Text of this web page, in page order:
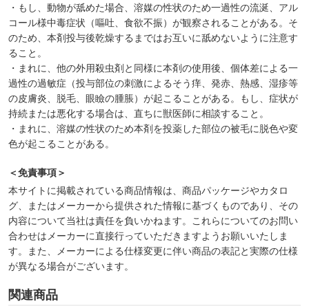
・もし、動物が舐めた場合、溶媒の性状のため一過性の流涎、アル
コール様中毒症状（嘔吐、食欲不振）が観察されることがある。そ
のため、本剤投与後乾燥するまではお互いに舐めないように注意す
ること。
・まれに、他の外用殺虫剤と同様に本剤の使用後、個体差による一
過性の過敏症（投与部位の刺激によるそう痒、発赤、熱感、湿疹等
の皮膚炎、脱毛、眼瞼の腫脹）が起こることがある。もし、症状が
持続または悪化する場合は、直ちに獣医師に相談すること。
・まれに、溶媒の性状のため本剤を投薬した部位の被毛に脱色や変
色が起こることがある。
＜免責事項＞
本サイトに掲載されている商品情報は、商品パッケージやカタロ
グ、またはメーカーから提供された情報に基づくものであり、その
内容について当社は責任を負いかねます。これらについてのお問い
合わせはメーカーに直接行っていただきますようお願いいたしま
す。また、メーカーによる仕様変更に伴い商品の表記と実際の仕様
が異なる場合がございます。
関連商品